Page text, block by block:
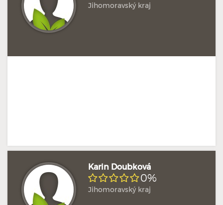
Jihomoravský kraj
Karin Doubková
0%
Jihomoravský kraj